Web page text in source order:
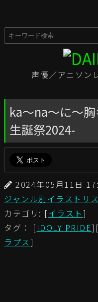
声優／アニソン
ka～na～に～
生誕祭2024-
2024年05月11日
ジャンル別イラストリ
カテゴリ: [イラスト]
タグ： [IDOLY PRIDE][
ラプス]